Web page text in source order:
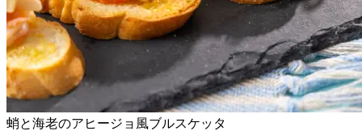
蛸と海老のアヒージョ風ブルスケッタ